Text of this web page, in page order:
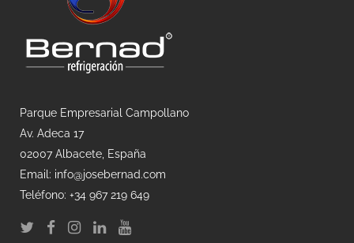
Parque Empresarial Campollano
Av. Adeca 17
02007 Albacete, España
Email: info@josebernad.com
Teléfono: +34 967 219 649